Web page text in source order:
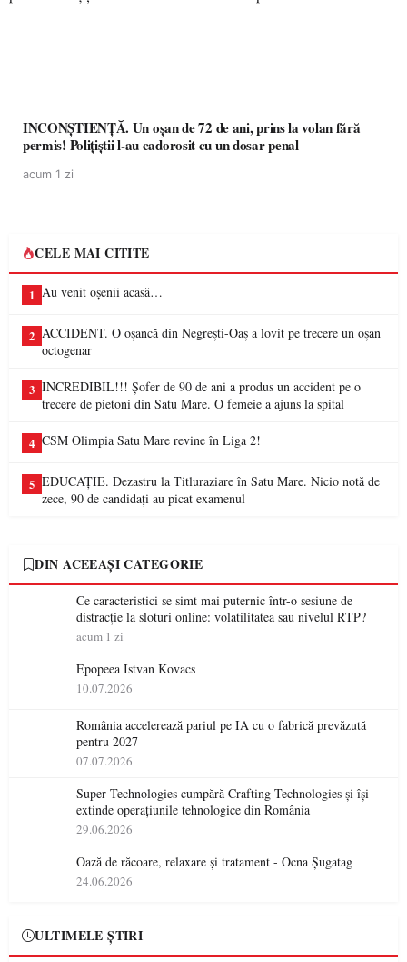
INCONȘTIENȚĂ. Un oșan de 72 de ani, prins la volan fără
permis! Polițiștii l-au cadorosit cu un dosar penal
acum 1 zi
CELE MAI CITITE
1 Au venit oșenii acasă…
2 ACCIDENT. O oșancă din Negrești-Oaș a lovit pe trecere un oșan
octogenar
3 INCREDIBIL!!! Șofer de 90 de ani a produs un accident pe o
trecere de pietoni din Satu Mare. O femeie a ajuns la spital
4 CSM Olimpia Satu Mare revine în Liga 2!
5 EDUCAȚIE. Dezastru la Titluraziare în Satu Mare. Nicio notă de
zece, 90 de candidați au picat examenul
DIN ACEEAȘI CATEGORIE
Ce caracteristici se simt mai puternic într-o sesiune de
distracție la sloturi online: volatilitatea sau nivelul RTP?
acum 1 zi
Epopeea Istvan Kovacs
10.07.2026
România accelerează pariul pe IA cu o fabrică prevăzută
pentru 2027
07.07.2026
Super Technologies cumpără Crafting Technologies și își
extinde operațiunile tehnologice din România
29.06.2026
Oază de răcoare, relaxare și tratament - Ocna Șugatag
24.06.2026
ULTIMELE ȘTIRI